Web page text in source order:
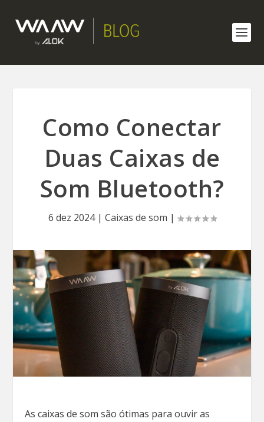
Como Conectar
Duas Caixas de
Som Bluetooth?
6 dez 2024| Caixas de som |
As caixas de som são ótimas para ouvir as